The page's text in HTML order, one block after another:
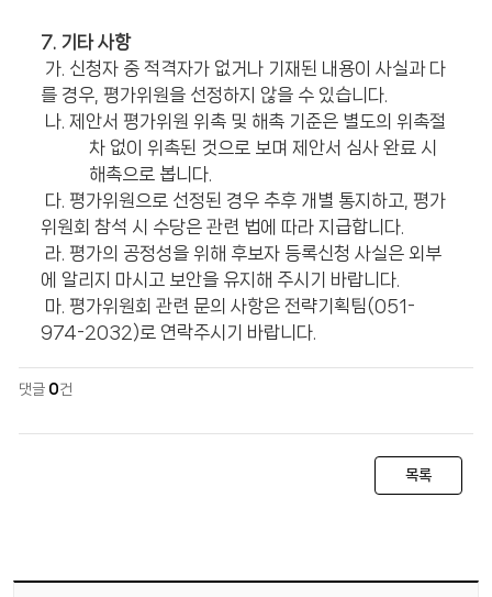
7. 기타 사항
가. 신청자 중 적격자가 없거나 기재된 내용이 사실과 다
를 경우, 평가위원을 선정하지 않을 수 있습니다.
나. 제안서 평가위원 위촉 및 해촉 기준은 별도의 위촉절
차 없이 위촉된 것으로 보며 제안서 심사 완료 시
해촉으로 봅니다.
다. 평가위원으로 선정된 경우 추후 개별 통지하고, 평가
위원회 참석 시 수당은 관련 법에 따라 지급합니다.
라. 평가의 공정성을 위해 후보자 등록신청 사실은 외부
에 알리지 마시고 보안을 유지해 주시기 바랍니다.
마. 평가위원회 관련 문의 사항은 전략기획팀(051-
974-2032)로 연락주시기 바랍니다.
댓글 0건
목록